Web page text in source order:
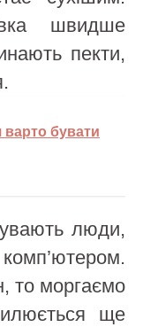
швидше
пекти,
бувати
люди,
то моргаємо
ще